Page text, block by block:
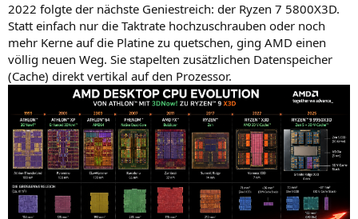
2022 folgte der nächste Geniestreich: der Ryzen 7 5800X3D.
Statt einfach nur die Taktrate hochzuschrauben oder noch
mehr Kerne auf die Platine zu quetschen, ging AMD einen
völlig neuen Weg. Sie stapelten zusätzlichen Datenspeicher
(Cache) direkt vertikal auf den Prozessor.